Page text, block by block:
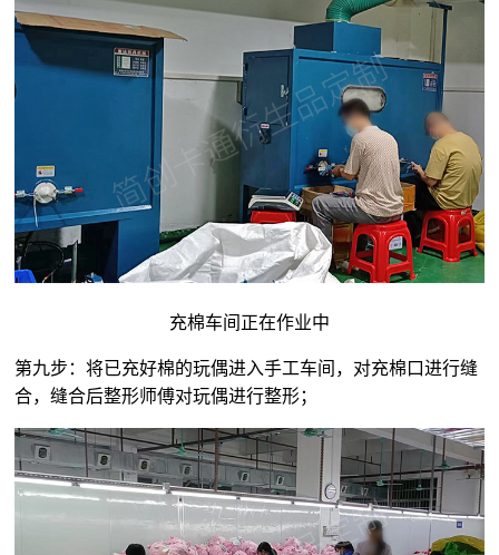
充棉车间正在作业中
第九步：将已充好棉的玩偶进入手工车间，对充棉口进行缝
合，缝合后整形师傅对玩偶进行整形；